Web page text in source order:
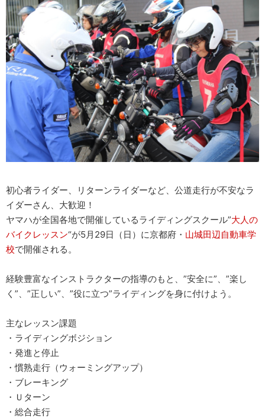
初心者ライダー、リターンライダーなど、公道走行が不安なラ
イダーさん、大歓迎！
ヤマハが全国各地で開催しているライディングスクール”大人の
バイクレッスン“が5月29日（日）に京都府・ 山城田辺自動車学
校で開催される。
経験豊富なインストラクターの指導のもと、”安全に”、”楽し
く”、”正しい”、”役に立つ”ライディングを身に付けよう。
主なレッスン課題
・ライディングボジション
・発進と停止
・慣熟走行（ウォーミングアップ）
・ブレーキング
・Ｕターン
・総合走行